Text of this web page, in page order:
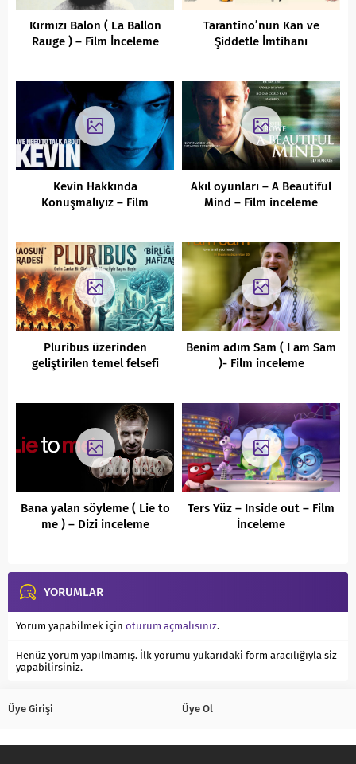
Kırmızı Balon ( La Ballon
Rauge ) – Film İnceleme
Tarantino’nun Kan ve
Şiddetle İmtihanı
Kevin Hakkında
Konuşmalıyız – Film
Akıl oyunları – A Beautiful
Mind – Film inceleme
Pluribus üzerinden
geliştirilen temel felsefi
Benim adım Sam ( I am Sam
)- Film inceleme
Bana yalan söyleme ( Lie to
me ) – Dizi inceleme
Ters Yüz – Inside out – Film
İnceleme
YORUMLAR
Yorum yapabilmek için oturum açmalısınız.
Henüz yorum yapılmamış. İlk yorumu yukarıdaki form aracılığıyla siz
yapabilirsiniz.
Üye Girişi Üye Ol